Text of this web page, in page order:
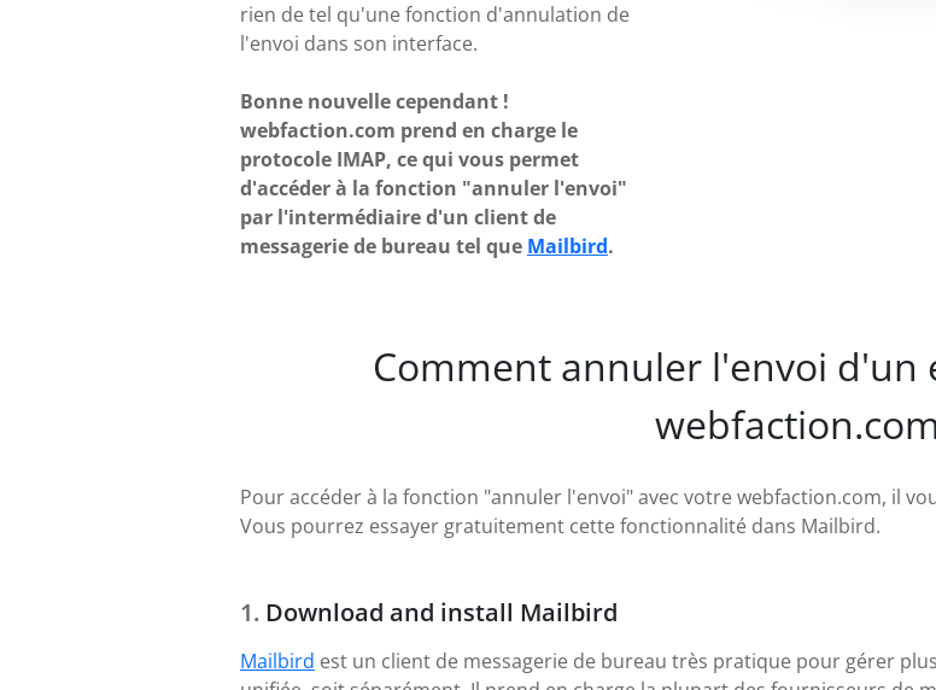
rien de tel qu'une fonction d'annulation de
l'envoi dans son interface.
Bonne nouvelle cependant !
webfaction.com prend en charge le
protocole IMAP, ce qui vous permet
d'accéder à la fonction "annuler l'envoi"
par l'intermédiaire d'un client de
messagerie de bureau tel que Mailbird.
Comment annuler l'envoi d'un
Pour accéder à la fonction "annuler l'envoi" avec votre webfaction.com, il
Vous pourrez essayer gratuitement cette fonctionnalité dans Mailbird.
Download and install Mailbird
Mailbird est un client de messagerie de bureau très pratique pour gérer